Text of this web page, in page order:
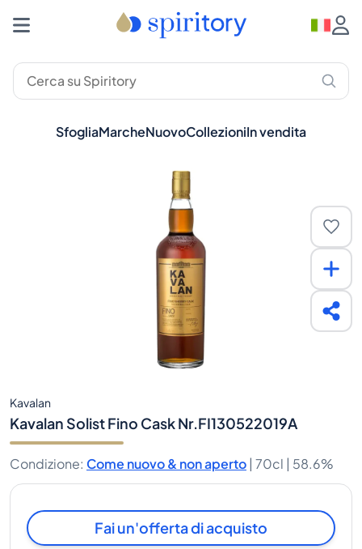
SfogliaMarcheNuovoCollezioniIn vendita
Kavalan
Kavalan Solist Fino Cask Nr.FI130522019A
Condizione: Come nuovo & non aperto | 70cl | 58.6%
Fai un'offerta di acquisto